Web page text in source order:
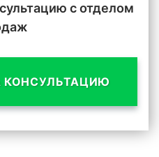
с отделом
КОНСУЛЬТАЦИЮ